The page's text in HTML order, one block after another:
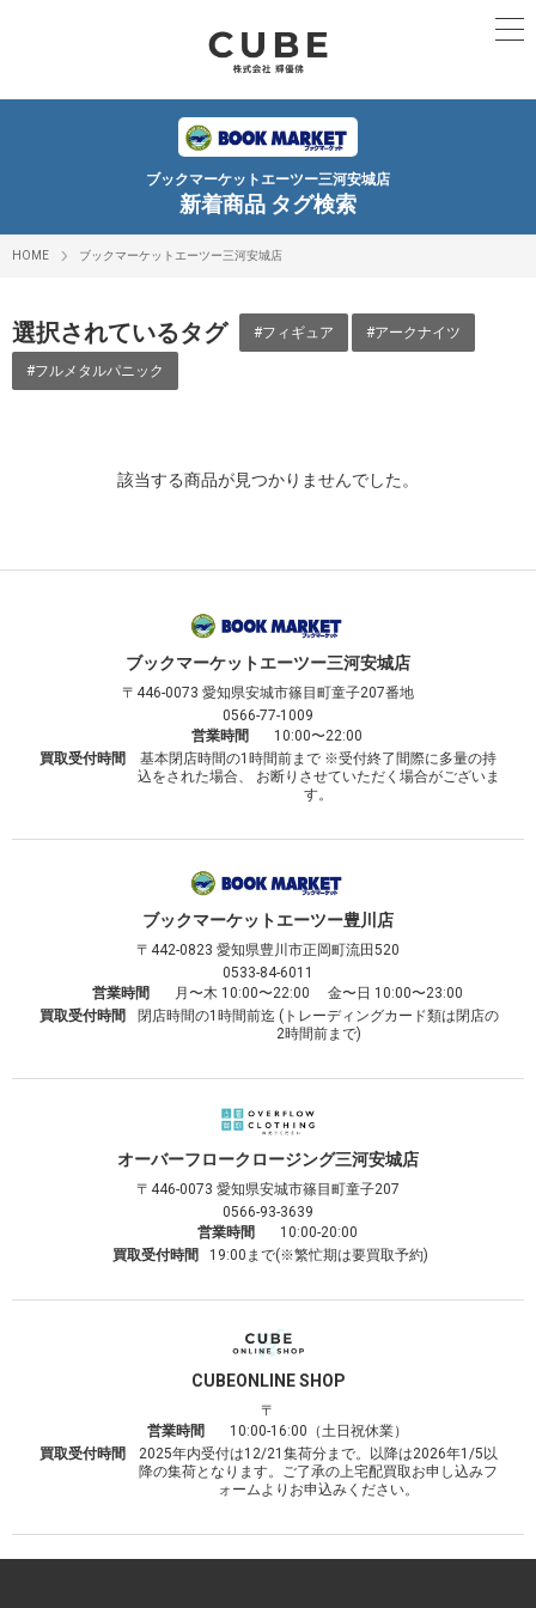
ブックマーケットエーツー三河安城店
新着商品 タグ検索
HOME ブックマーケットエーツー三河安城店
選択されているタグ #フィギュア #アークナイツ
#フルメタルパニック
該当する商品が見つかりませんでした。
ブックマーケットエーツー三河安城店
〒446-0073 愛知県安城市篠目町童子207番地
0566-77-1009
営業時間
10:00〜22:00
買取受付時間
基本閉店時間の1時間前まで ※受付終了間際に多量の持
込をされた場合、 お断りさせていただく場合がございま
す。
ブックマーケットエーツー豊川店
〒442-0823 愛知県豊川市正岡町流田520
0533-84-6011
営業時間
月〜木 10:00〜22:00 金〜日 10:00〜23:00
買取受付時間
閉店時間の1時間前迄 (トレーディングカード類は閉店の
2時間前まで)
オーバーフロークロージング三河安城店
〒446-0073 愛知県安城市篠目町童子207
0566-93-3639
営業時間
10:00-20:00
買取受付時間
19:00まで(※繁忙期は要買取予約)
CUBEONLINE SHOP
〒
営業時間
10:00-16:00（土日祝休業）
買取受付時間
2025年内受付は12/21集荷分まで。以降は2026年1/5以
降の集荷となります。ご了承の上宅配買取お申し込みフ
ォームよりお申込みください。